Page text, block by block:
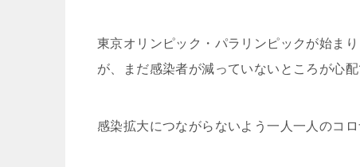
東京オリンピック・パラリンピックが始ま
が、まだ感染者が減っていないところが心配
感染拡大につながらないよう一人一人のコ